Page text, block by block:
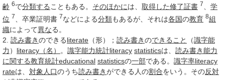
齢 6で分類する こともある。 そのほかには、 取得した修了証書 7
学
位 7 、卒業証明書 7などによる分類もあるが、それは各国の教育 8組
織によって異なる。
2. 読み書きのできるliterate （形）； 読み書きのできること （識字能
力 ） literacy （名） 。 識字能力統計literacy statisticsは、 読み書き能力
に関する教育統計educational statisticsの一部である。 識字率literacy
rateは、 対象 人口のうち読み書きができる人の割合をいう。その反対